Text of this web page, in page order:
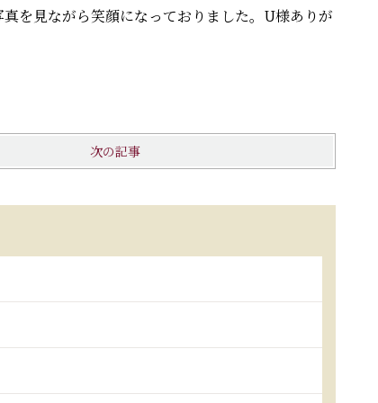
を見ながら笑顔になっておりました。U様ありが
次の記事